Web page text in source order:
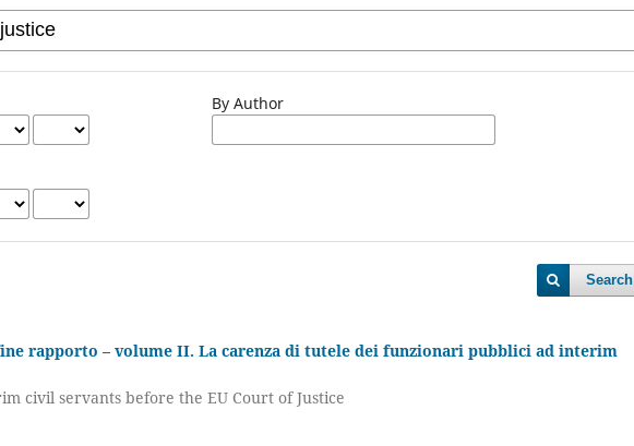
By Author
Search
rapporto – volume II. La carenza di tutele dei funzionari pubblici ad interim
civil servants before the EU Court of Justice